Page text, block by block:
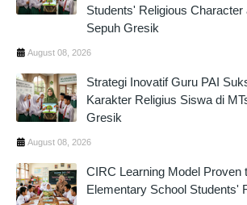
Students' Religious Character
Sepuh Gresik
August 08, 2026
Strategi Inovatif Guru PAI
Karakter Religius Siswa di
Gresik
August 08, 2026
CIRC Learning Model Proven
Elementary School Students'